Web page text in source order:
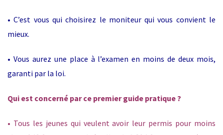
• C’est vous qui choisirez le moniteur qui vous convient le
mieux.
• Vous aurez une place à l’examen en moins de deux mois,
garanti par la loi.
Qui est concerné par ce premier guide pratique ?
• Tous les jeunes qui veulent avoir leur permis pour moins